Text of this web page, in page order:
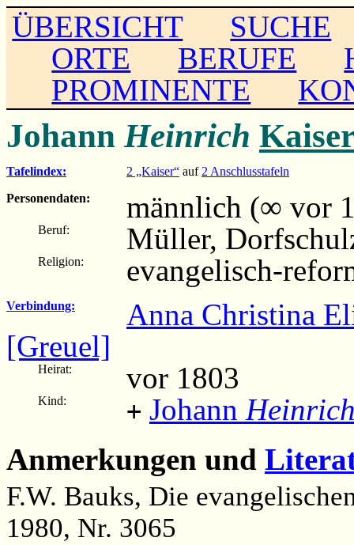
ÜBERSICHT
SUCHE
ORTE
BERUFE
PROMINENTE
Johann Heinrich
Tafelindex: 2 „Kaiser“ auf 2 Anschlusstafeln
Personendaten:
männlich (∞ vor
Beruf: Müller,
Religion: evangelisch-
Verbindung:
Anna Christina
[Greuel]
Heirat: vor 1803
Kind: + Johann
Anmerkungen und
F.W. Bauks, Die
1980, Nr. 3065